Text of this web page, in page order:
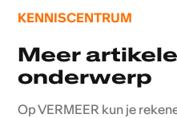
KENNISCENTRUM
Meer
onderwerp
Op VERMEER kun je